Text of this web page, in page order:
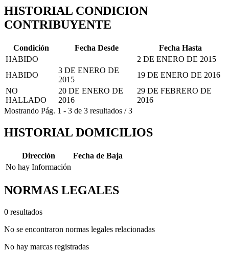
HISTORIAL CONDICION
CONTRIBUYENTE
Condición Fecha Desde
Fecha Hasta
HABIDO
2 DE ENERO DE 2015
HABIDO
3 DE ENERO DE
2015
19 DE ENERO DE 2016
NO
HALLADO
20 DE ENERO DE
2016
29 DE FEBRERO DE
2016
Mostrando Pág. 1 - 3 de 3 resultados /3
HISTORIAL DOMICILIOS
Dirección
Fecha de Baja
No hay Información
NORMAS LEGALES
0 resultados
No se encontraron normas legales relacionadas
No hay marcas registradas